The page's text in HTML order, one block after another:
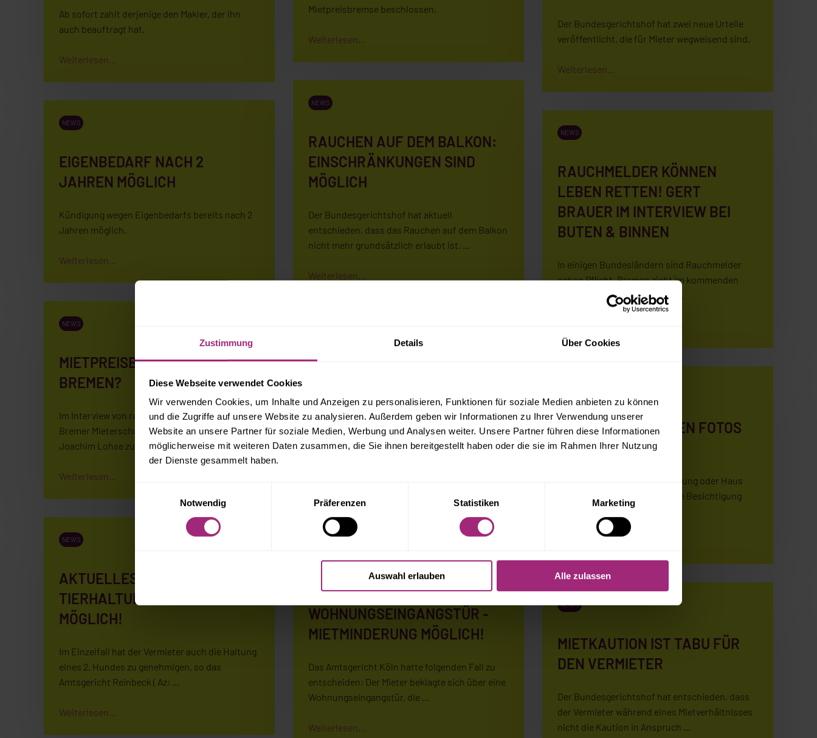
Zustimmung Details Über Cookies
Diese Webseite verwendet Cookies
Wir verwenden Cookies, um Inhalte und Anzeigen zu personalisieren, Funktionen für soziale Medien anbieten zu können
und die Zugriffe auf unsere Website zu analysieren. Außerdem geben wir Informationen zu Ihrer Verwendung unserer
Website an unsere Partner für soziale Medien, Werbung und Analysen weiter. Unsere Partner führen diese Informationen
möglicherweise mit weiteren Daten zusammen, die Sie ihnen bereitgestellt haben oder die sie im Rahmen Ihrer Nutzung
der Dienste gesammelt haben.
Notwendig
Präferenzen Statistiken Marketing
Auswahl erlauben Alle zulassen
Ab sofort zahlt derjenige den Makler, der ihn
auch beauftragt hat.
Weiterlesen...
Mietpreisbremse beschlossen.
Weiterlesen...
Der Bundesgerichtshof hat zwei neue Urteile
veröffentlicht, die für Mieter wegweisend sind.
Weiterlesen...
NEWS
EIGENBEDARF NACH 2
JAHREN MÖGLICH
Kündigung wegen Eigenbedarfs bereits nach 2
Jahren möglich.
Weiterlesen...
NEWS
RAUCHEN AUF DEM BALKON:
EINSCHRÄNKUNGEN SIND
MÖGLICH
Der Bundesgerichtshof hat aktuell
entschieden, dass das Rauchen auf dem Balkon
nicht mehr grundsätzlich erlaubt ist, …
Weiterlesen...
NEWS
RAUCHMELDER KÖNNEN
LEBEN RETTEN! GERT
BRAUER IM INTERVIEW BEI
BUTEN & BINNEN
In einigen Bundesländern sind Rauchmelder
schon Pflicht, Bremen zieht im kommenden
Jahr nach. Ab dem 1. Januar …
NEWS
MIETPREISBREMSE OHNE
BREMEN?
Im Interview von radiobremen: Gert Brauer vom
Bremer Mieterschutzbund und Bausenator Dr.
Joachim Lohse zur Frage, ob …
Weiterlesen...
NICHT DURCHSETZBAR
Die Koalition in Berlin hat sich endlich auf eine
Mietpreisbremse geeinigt. Hiernach darf der
MIETER KANN GEGEN FOTOS
VORGEHEN
Will der Vermieter seine Wohnung oder Haus
verkaufen, muss der Mieter die Besichtigung
durch Interessenten …
NEWS
AKTUELLES URTEIL ZUR
TIERHALTUNG: ZWEITER HUND
MÖGLICH!
Im Einzelfall hat der Vermieter auch die Haltung
eines 2. Hundes zu genehmigen, so das
Amtsgericht Reinbeck ( Az: …
Weiterlesen...
MANGELHAFTE
WOHNUNGSEINGANGSTÜR -
MIETMINDERUNG MÖGLICH!
Das Amtsgericht Köln hatte folgenden Fall zu
entscheiden: Der Mieter beklagte sich über eine
Wohnungseingangstür, die …
Weiterlesen...
NEWS
MIETKAUTION IST TABU FÜR
DEN VERMIETER
Der Bundesgerichtshof hat entschieden, dass
der Vermieter während eines Mietverhältnisses
nicht die Kaution in Anspruch …